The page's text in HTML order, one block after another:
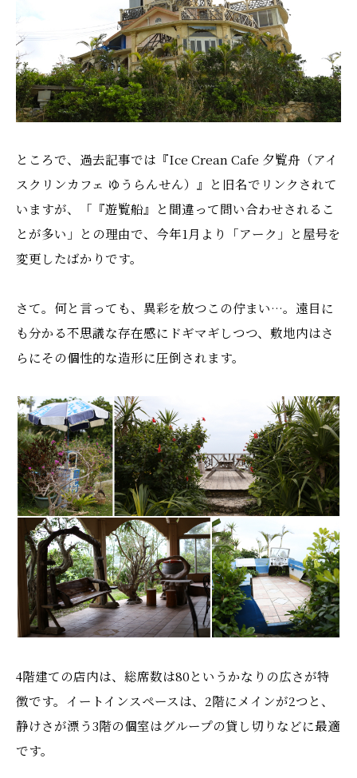
ところで、過去記事では『Ice Crean Cafe 夕覧舟（アイ
スクリンカフェ ゆうらんせん）』と旧名でリンクされて
いますが、「『遊覧船』と間違って問い合わせされるこ
とが多い」との理由で、今年1月より「アーク」と屋号を
変更したばかりです。
さて。何と言っても、異彩を放つこの佇まい…。遠目に
も分かる不思議な存在感にドギマギしつつ、敷地内はさ
らにその個性的な造形に圧倒されます。
4階建ての店内は、総席数は80というかなりの広さが特
徴です。イートインスペースは、2階にメインが2つと、
静けさが漂う3階の個室はグループの貸し切りなどに最適
です。